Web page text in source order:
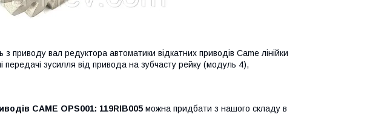
приводу вал редуктора автоматики відкатних приводів Came лінійки
передачі зусилля від привода на зубчасту рейку (модуль 4),
CAME OPS001: 119RIB005 можна придбати з нашого складу в